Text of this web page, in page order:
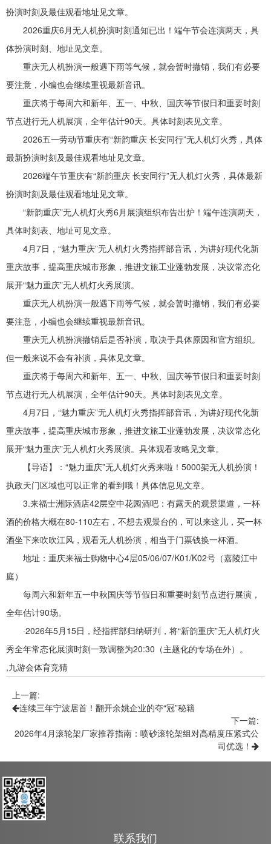
扮演时刻及最佳观看地址见文章。
2026重庆6月无人机扮演时刻通知已出！端午节会连演两天，具
体扮演时刻、地址见文章。
重庆无人机扮演一般遇下雨等气候，就会暂时撤销，我们有必要
要注意，小编也会继续重视最新音讯。
重庆将于每周六和新年、五一、中秋、国庆等节假日和重要时刻
节点进行无人机展演，全年估计90天。具体时刻表见文章。
2026五一劳动节重庆有“新韵重庆 长安同行”无人机灯火秀，具体
最新扮演时刻及最佳观看地址见文章。
2026端午节重庆有“新韵重庆 长安同行”无人机灯火秀，具体最新
扮演时刻及最佳观看地址见文章。
“新韵重庆”无人机灯火秀6月展演组织布告出炉！端午连演两天，
具体时刻表、地址可见文章。
4月7日，“魅力重庆”无人机灯火秀指挥部音讯，为讲好现代化新
重庆故事，提高重庆城市形象，推进文旅工业蓬勃发展，决议常态化
展开“魅力重庆”无人机灯火秀展演。
重庆无人机扮演一般遇下雨等气候，就会暂时撤销，我们有必要
要注意，小编也会继续重视最新音讯。
重庆无人机扮演撤销后是否补演，取决于具体原因和官方组织‌。
但一般来说不会有补演，具体见文章。
重庆将于每周六和新年、五一、中秋、国庆等节假日和重要时刻
节点进行无人机展演，全年估计90天。具体时刻表见文章。
4月7日，“魅力重庆”无人机灯火秀指挥部音讯，为讲好现代化新
重庆故事，提高重庆城市形象，推进文旅工业蓬勃发展，决议常态化
展开“魅力重庆”无人机灯火秀展演。具体观看攻略见文章。
【导语】：“魅力重庆”无人机灯火秀来啦！5000架无人机扮演！
执政天门区域也可以正常的看到哦！具体信息见文章。
3.来福士洲际酒店42层空中花园酒吧：有露天的观景渠道，一杯
酒的价格大概在80-110左右，不想去观景台的，可以来这儿，买一杯
酒坐下来吹吹江风，观看无人机扮演，相当于门票钱换一杯酒。
地址：重庆来福士购物中心4层05/06/07/K01/K02号（嘉陵江中
庭）
每周六和新年五一中秋国庆等节假日和重要时刻节点进行展演，
全年估计90场。
·2026年5月15日，经指挥部归纳研判，将“新韵重庆”无人机灯火
秀全年常态化展演时刻一致调整为20:30（主题化的专场在外）。
,九游会体育竞猜
上一篇:
连续三年宁波居首！翻开余姚企业的夺“冠”秘籍
下一篇:
2026年4月滚轮架厂家推荐指南：喷砂滚轮架组对高精度压紧式公
司优选！
联系我们